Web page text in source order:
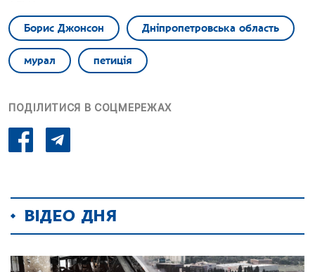
Борис Джонсон Дніпропетровська область
мурал петиція
ПОДІЛИТИСЯ В СОЦМЕРЕЖАХ
ВІДЕО ДНЯ